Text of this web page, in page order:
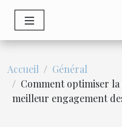
Accueil
Général
Comment optimiser
meilleur engagement